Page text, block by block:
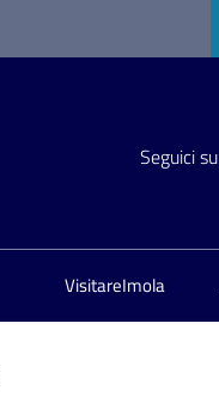
Seguici su
VisitareImola